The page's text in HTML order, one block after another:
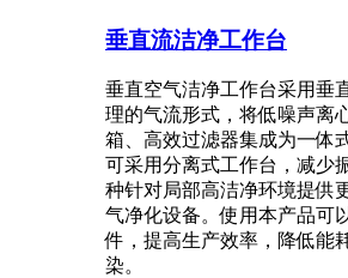
垂直流洁净工作台
垂直空气洁净工作台采用垂
理的气流形式，将低噪声离
箱、高效过滤器集成为一体
可采用分离式工作台，减少
种针对局部高洁净环境提供
气净化设备。使用本产品可
件，提高生产效率，降低能
染。